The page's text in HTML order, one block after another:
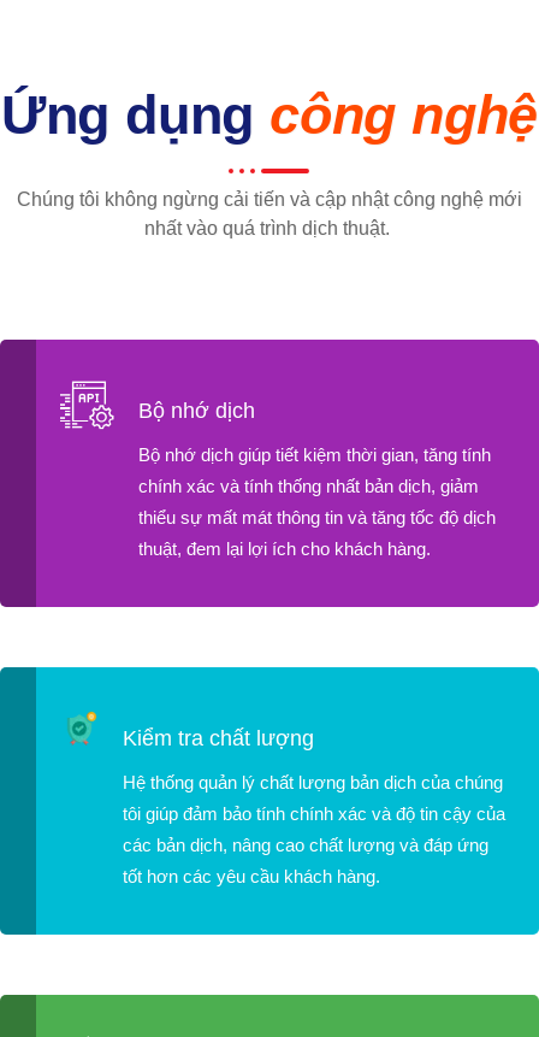
Ứng dụng công nghệ
Chúng tôi không ngừng cải tiến và cập nhật công nghệ mới
nhất vào quá trình dịch thuật.
Bộ nhớ dịch
Bộ nhớ dịch giúp tiết kiệm thời gian, tăng tính
chính xác và tính thống nhất bản dịch, giảm
thiểu sự mất mát thông tin và tăng tốc độ dịch
thuật, đem lại lợi ích cho khách hàng.
Kiểm tra chất lượng
Hệ thống quản lý chất lượng bản dịch của chúng
tôi giúp đảm bảo tính chính xác và độ tin cậy của
các bản dịch, nâng cao chất lượng và đáp ứng
tốt hơn các yêu cầu khách hàng.